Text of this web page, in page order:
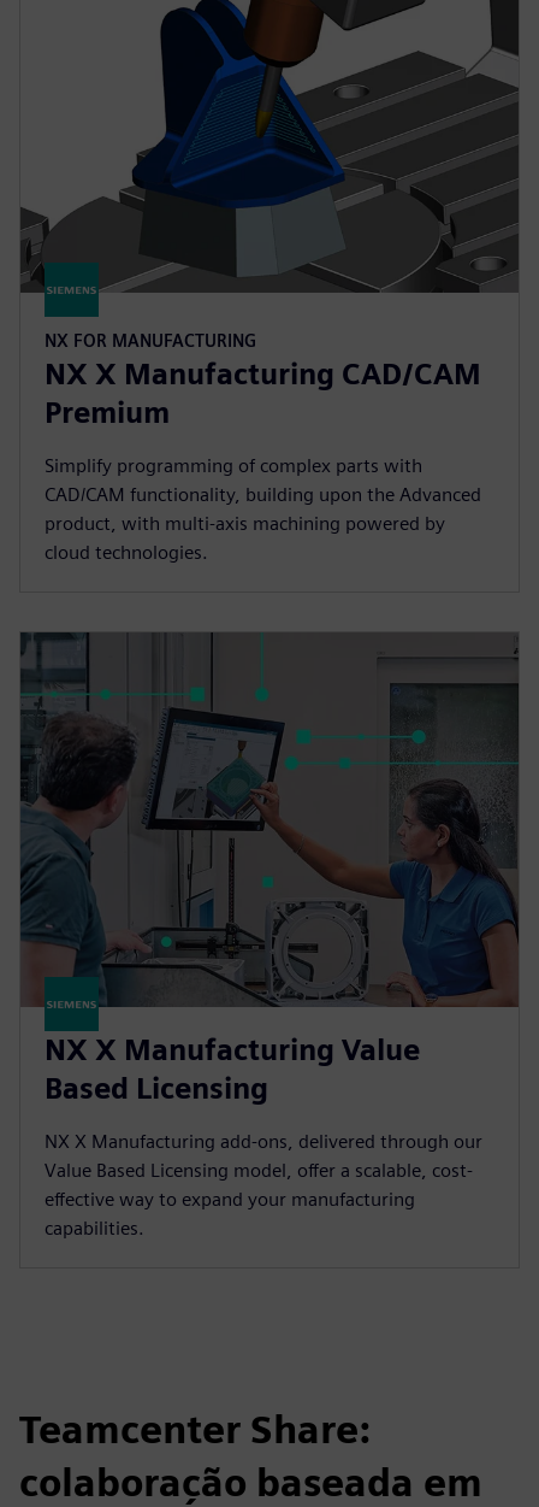
NX FOR MANUFACTURING
NX X Manufacturing CAD/CAM
Premium
Simplify programming of complex parts with
CAD/CAM functionality, building upon the Advanced
product, with multi-axis machining powered by
cloud technologies.
NX X Manufacturing Value
Based Licensing
NX X Manufacturing add-ons, delivered through our
Value Based Licensing model, offer a scalable, cost-
effective way to expand your manufacturing
capabilities.
Teamcenter Share:
colaboração baseada em